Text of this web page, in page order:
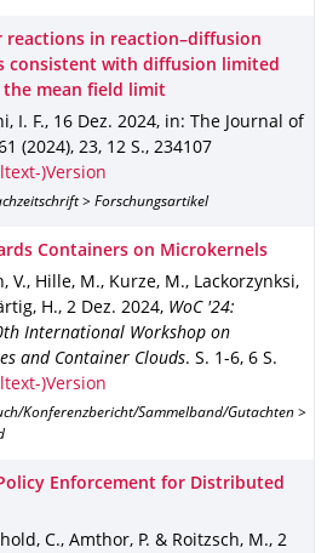
reactions in reaction–diffusion
consistent with diffusion limited
mean field limit
I. F., 16 Dez. 2024, in: The Journal of
(2024), 23, 12 S., 234107
)Version
> Forschungsartikel
Containers on Microkernels
V., Hille, M., Kurze, M., Lackorzynksi,
H., 2 Dez. 2024, WoC '24:
International Workshop on
and Container Clouds. S. 1-6, 6 S.
)Version
Konferenzbericht/Sammelband/Gutachten >
Enforcement for Distributed
C., Amthor, P. & Roitzsch, M., 2